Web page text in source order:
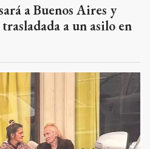
a Buenos Aires y
a un asilo en